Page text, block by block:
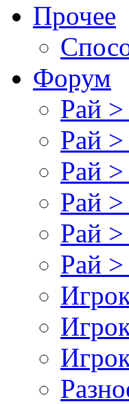
Прочее
Форум
Рай
Рай
Рай
Рай
Рай
Рай >